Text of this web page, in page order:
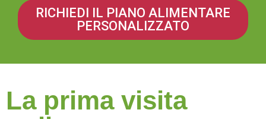
RICHIEDI IL PIANO ALIMENTARE
PERSONALIZZATO
La prima visita